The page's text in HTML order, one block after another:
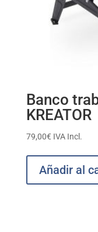
Banco
KREATOR
79,00€ IVA Incl.
Añadir al